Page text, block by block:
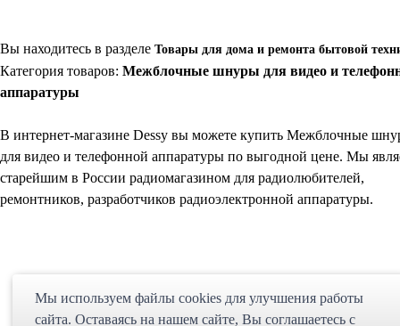
Вы находитесь в разделе Товары для дома и ремонта бытовой
Категория товаров: Межблочные шнуры для видео и
аппаратуры
В интернет-магазине Dessy вы можете купить Межблочные
для видео и телефонной аппаратуры по выгодной цене. Мы
старейшим в России радиомагазином для радиолюбителей,
ремонтников, разработчиков радиоэлектронной аппаратуры.
Мы используем файлы cookies для улучшения работы
сайта. Оставаясь на нашем сайте, Bы соглашаетесь с